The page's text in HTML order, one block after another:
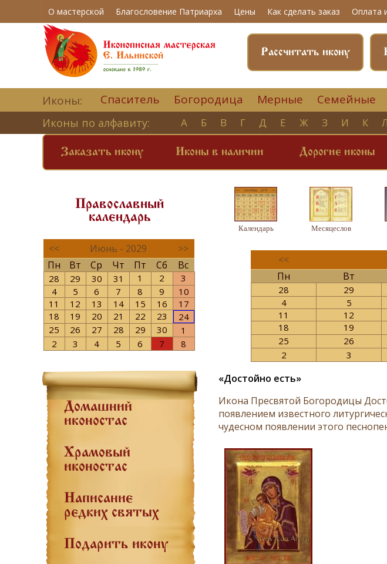
О мастерской Благословение Патриарха Цены Как сделать заказ Оплата
Рассчитать икону
Иконы: Спаситель Богородица Мерные Семейные
Иконы по алфавиту: А Б В Г Д Е Ж З И К Л
Заказать икону Иконы в наличии Дорогие иконы
Православный
календарь
<< Июнь - 2029
>>
Пн
Вт Ср Чт Пт Сб Вс
28 29 30 31 1 2
3
4
5 6 7 8 9
10
11
12 13 14 15 16
17
18
19 20 21 22 23
24
25
26 27 28 29 30
1
2
3 4 5 6 7 8
Домашний
иконостас
Храмовый
иконостас
Написание
редких святых
Подарить икону
Календарь Месяцеслов
<<
Пн
Вт
28 29
4
5
11
12
18
19
25
26
2
3
«Достойно есть»
Икона Пресвятой Богородицы
появлением известного
чудесном появлении этого